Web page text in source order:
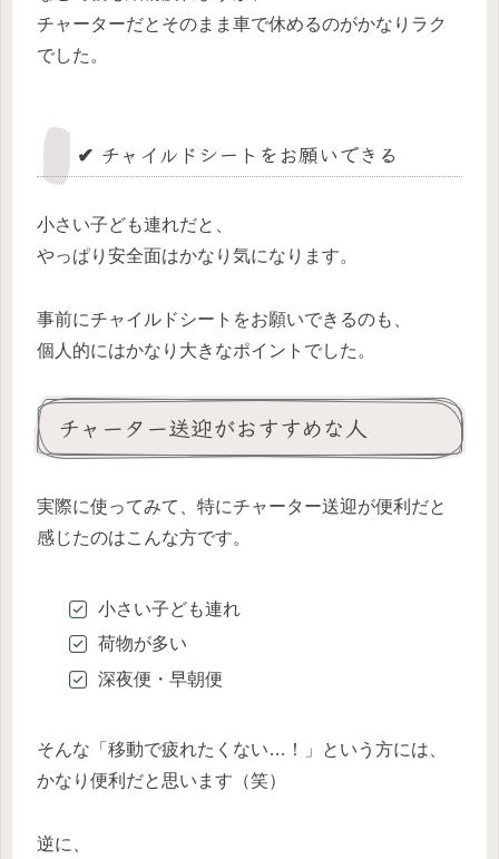
チャーターだとそのまま車で休めるのがかなりラク
でした。
✔ チャイルドシートをお願いできる
小さい子ども連れだと、
やっぱり安全面はかなり気になります。
事前にチャイルドシートをお願いできるのも、
個人的にはかなり大きなポイントでした。
チャーター送迎がおすすめな人
実際に使ってみて、特にチャーター送迎が便利だと
感じたのはこんな方です。
小さい子ども連れ
荷物が多い
深夜便・早朝便
そんな「移動で疲れたくない…！」という方には、
かなり便利だと思います（笑）
逆に、